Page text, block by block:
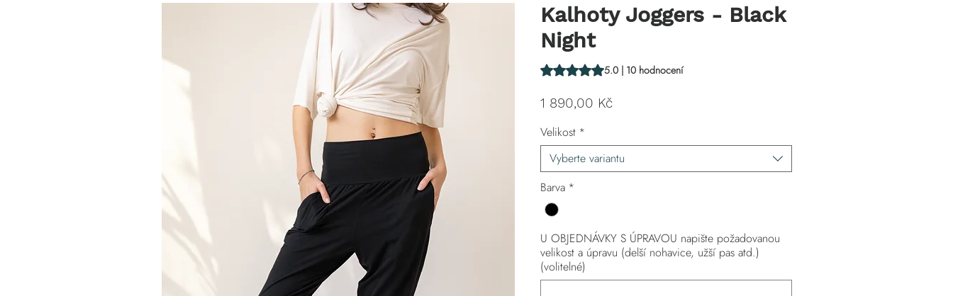
Kalhoty Joggers - Black
Night
Hodnocení je 5.0 z pěti hvězdiček na základě 10 recenzí
5.0 | 10 hodnocení
1 890,00 KčCena
Velikost *
Vyberte variantu
Barva *
U OBJEDNÁVKY S ÚPRAVOU napište požadovanou
velikost a úpravu (delší nohavice, užší pas atd.)
(volitelné)